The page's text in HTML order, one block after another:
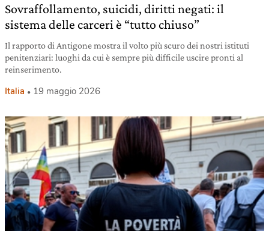
Sovraffollamento, suicidi, diritti negati: il
sistema delle carceri è “tutto chiuso”
Il rapporto di Antigone mostra il volto più scuro dei nostri istituti
penitenziari: luoghi da cui è sempre più difficile uscire pronti al
reinserimento.
Italia 19 maggio 2026